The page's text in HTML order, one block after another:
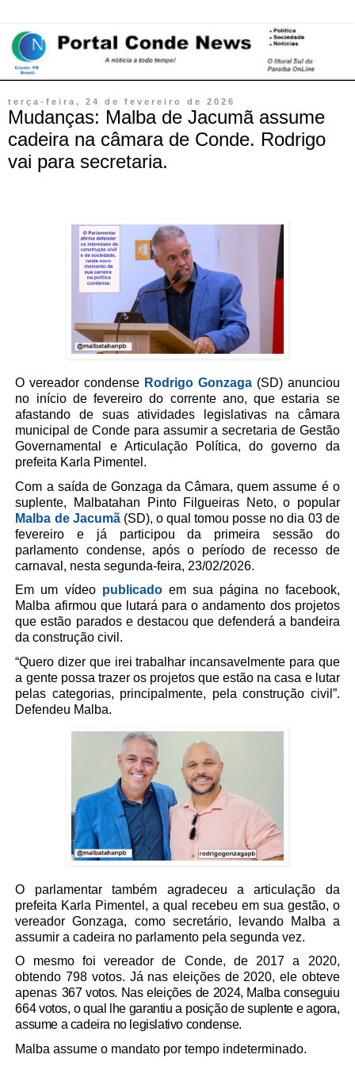
terça-feira, 24 de fevereiro de 2026
Mudanças: Malba de Jacumã assume
cadeira na câmara de Conde. Rodrigo
vai para secretaria.
O vereador condense Rodrigo Gonzaga(SD) anunciou
no início de fevereiro do corrente ano, que estaria se
afastando de suas atividades legislativas na câmara
municipal de Conde para assumir a secretaria de Gestão
Governamental e Articulação Política, do governo da
prefeita Karla Pimentel.
Com a saída de Gonzaga da Câmara, quem assume é o
suplente,
Malbatahan Pinto Filgueiras Neto, o popular
Malba de Jacumã(SD), o qual tomou posse no dia 03 de
fevereiro e já participou da primeira sessão do
parlamento condense, após o período de recesso de
carnaval, nesta segunda-feira, 23/02/2026.
Em um vídeo publicadoem sua página no facebook,
Malba afirmou que lutará para o andamento dos projetos
que estão parados e destacou que defenderá a bandeira
da construção civil.
“Quero dizer que irei trabalhar incansavelmente para que
a gente possa trazer os projetos que estão na casa e lutar
pelas categorias, principalmente, pela construção civil”.
Defendeu Malba.
O parlamentar também agradeceu a articulação da
prefeita Karla Pimentel, a qual recebeu em sua gestão, o
vereador Gonzaga, como secretário, levando Malba a
assumir a cadeira no parlamento pela segunda vez.
O mesmo foi vereador de Conde, de 2017 a 2020,
obtendo 798 votos. Já nas eleições de 2020, ele obteve
apenas 367 votos. Nas eleições de 2024, Malba conseguiu
664 votos, o qual lhe garantiu a posição de suplente e agora,
assume a cadeira no legislativo condense.
Malba assume o mandato por tempo indeterminado.